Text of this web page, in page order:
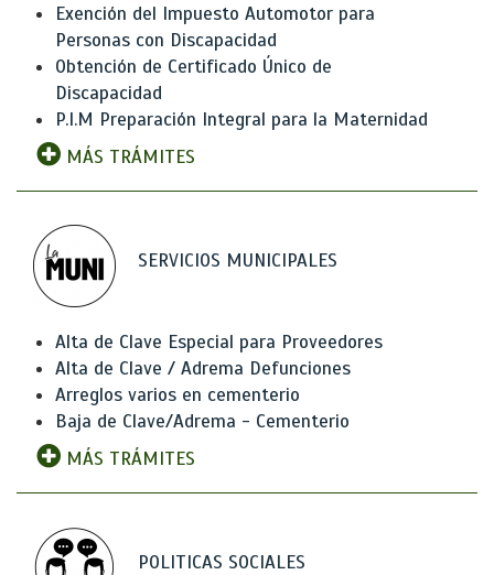
Exención del Impuesto Automotor para
Personas con Discapacidad
Obtención de Certificado Único de
Discapacidad
P.I.M Preparación Integral para la Maternidad
MÁS TRÁMITES
SERVICIOS MUNICIPALES
Alta de Clave Especial para Proveedores
Alta de Clave / Adrema Defunciones
Arreglos varios en cementerio
Baja de Clave/Adrema - Cementerio
MÁS TRÁMITES
POLITICAS SOCIALES